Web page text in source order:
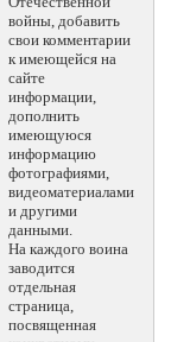
войны, добавить
свои комментарии
к имеющейся на
сайте
информации,
дополнить
имеющуюся
информацию
фотографиями,
видеоматериалами
и другими
данными.
На каждого воина
заводится
отдельная
страница,
посвященная